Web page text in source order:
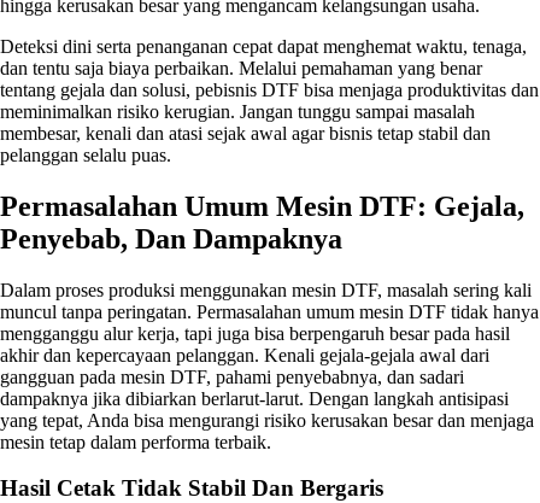
hingga kerusakan besar yang mengancam kelangsungan usaha.
Deteksi dini serta penanganan cepat dapat menghemat waktu, tenaga,
dan tentu saja biaya perbaikan. Melalui pemahaman yang benar
tentang gejala dan solusi, pebisnis DTF bisa menjaga produktivitas dan
meminimalkan risiko kerugian. Jangan tunggu sampai masalah
membesar, kenali dan atasi sejak awal agar bisnis tetap stabil dan
pelanggan selalu puas.
Permasalahan Umum Mesin DTF: Gejala,
Penyebab, Dan Dampaknya
Dalam proses produksi menggunakan mesin DTF, masalah sering kali
muncul tanpa peringatan. Permasalahan umum mesin DTF tidak hanya
mengganggu alur kerja, tapi juga bisa berpengaruh besar pada hasil
akhir dan kepercayaan pelanggan. Kenali gejala-gejala awal dari
gangguan pada mesin DTF, pahami penyebabnya, dan sadari
dampaknya jika dibiarkan berlarut-larut. Dengan langkah antisipasi
yang tepat, Anda bisa mengurangi risiko kerusakan besar dan menjaga
mesin tetap dalam performa terbaik.
Hasil Cetak Tidak Stabil Dan Bergaris